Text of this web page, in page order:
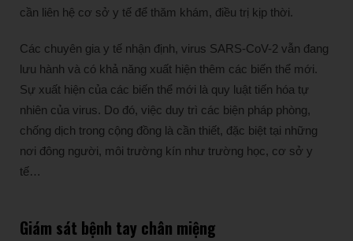
cần liên hệ cơ sở y tế để thăm khám, điều trị kịp thời.
Các chuyên gia y tế nhận định, virus SARS-CoV-2 vẫn đang
lưu hành và có khả năng xuất hiện thêm các biến thể mới.
Sự xuất hiện của các biến thể mới là quy luật tiến hóa tự
nhiên của virus. Do đó, việc duy trì các biện pháp phòng,
chống dịch trong cộng đồng là cần thiết, đặc biệt tại những
nơi đông người, môi trường kín như trường học, cơ sở y
tế…
Giám sát bệnh tay chân miệng